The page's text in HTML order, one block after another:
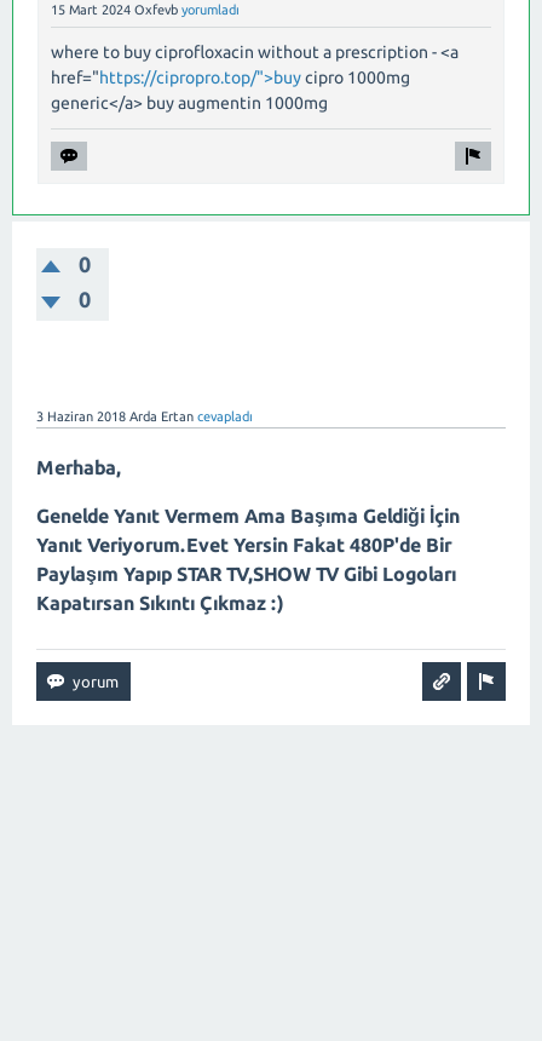
15 Mart 2024 Oxfevb yorumladı
where to buy ciprofloxacin without a prescription - <a
href="https://cipropro.top/">buycipro 1000mg
generic</a> buy augmentin 1000mg
0
0
3 Haziran 2018 Arda Ertan cevapladı
Merhaba,
Genelde Yanıt Vermem Ama Başıma Geldiği İçin
Yanıt Veriyorum.Evet Yersin Fakat 480P'de Bir
Paylaşım Yapıp STAR TV,SHOW TV Gibi Logoları
Kapatırsan Sıkıntı Çıkmaz :)